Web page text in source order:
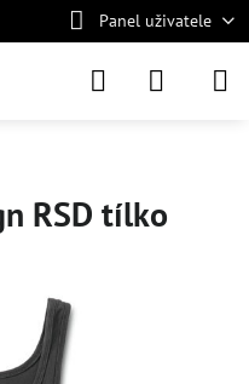
Panel uživatele
RSD tílko